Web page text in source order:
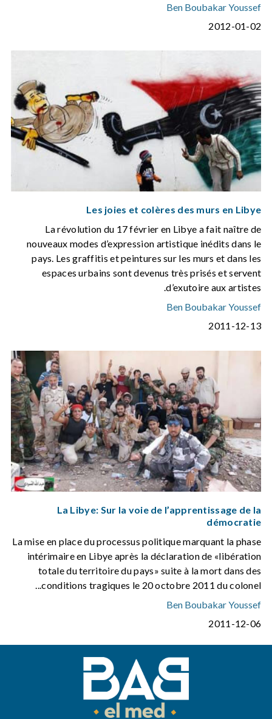
Ben Boubakar Youssef
2012-01-02
Les joies et colères des murs en Libye
La révolution du 17 février en Libye a fait naître de
nouveaux modes d’expression artistique inédits dans le
pays. Les graffitis et peintures sur les murs et dans les
espaces urbains sont devenus très prisés et servent
d’exutoire aux artistes.
Ben Boubakar Youssef
2011-12-13
La Libye: Sur la voie de l’apprentissage de la
démocratie
La mise en place du processus politique marquant la phase
intérimaire en Libye après la déclaration de «libération
totale du territoire du pays» suite à la mort dans des
conditions tragiques le 20 octobre 2011 du colonel...
Ben Boubakar Youssef
2011-12-06